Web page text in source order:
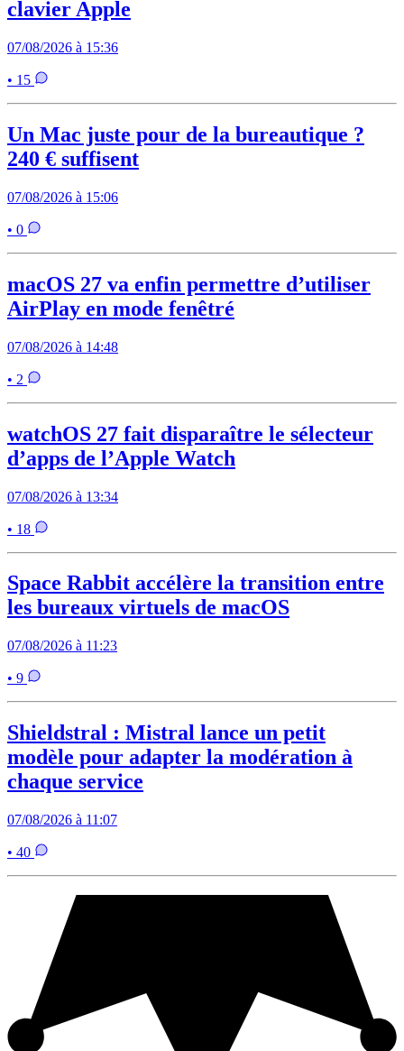
clavier Apple
07/08/2026 à 15:36
• 15
Un Mac juste pour de la bureautique ?
240 € suffisent
07/08/2026 à 15:06
• 0
macOS 27 va enfin permettre d’utiliser
AirPlay en mode fenêtré
07/08/2026 à 14:48
• 2
watchOS 27 fait disparaître le sélecteur
d’apps de l’Apple Watch
07/08/2026 à 13:34
• 18
Space Rabbit accélère la transition entre
les bureaux virtuels de macOS
07/08/2026 à 11:23
• 9
Shieldstral : Mistral lance un petit
modèle pour adapter la modération à
chaque service
07/08/2026 à 11:07
• 40